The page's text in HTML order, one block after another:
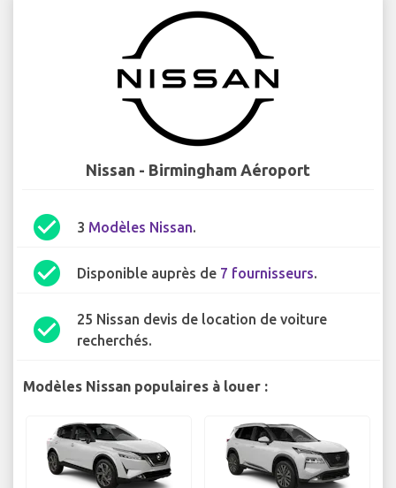
Nissan - Birmingham Aéroport
check_circle 3 Modèles Nissan.
check_circle Disponible auprès de 7 fournisseurs.
check_circle
25 Nissan devis de location de voiture
recherchés.
Modèles Nissan populaires à louer :